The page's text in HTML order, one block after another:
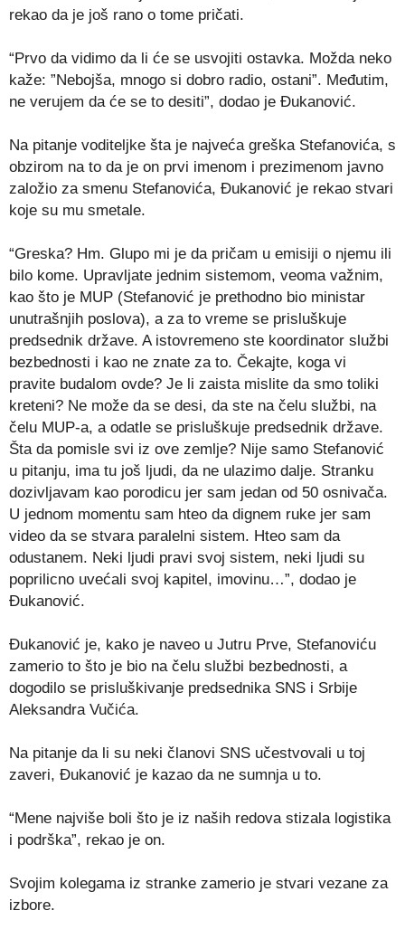
rekao da je još rano o tome pričati.
“Prvo da vidimo da li će se usvojiti ostavka. Možda neko
kaže: ”Nebojša, mnogo si dobro radio, ostani”. Međutim,
ne verujem da će se to desiti”, dodao je Ðukanović.
Na pitanje voditeljke šta je najveća greška Stefanovića, s
obzirom na to da je on prvi imenom i prezimenom javno
založio za smenu Stefanovića, Ðukanović je rekao stvari
koje su mu smetale.
“Greska? Hm. Glupo mi je da pričam u emisiji o njemu ili
bilo kome. Upravljate jednim sistemom, veoma važnim,
kao što je MUP (Stefanović je prethodno bio ministar
unutrašnjih poslova), a za to vreme se prisluškuje
predsednik države. A istovremeno ste koordinator službi
bezbednosti i kao ne znate za to. Čekajte, koga vi
pravite budalom ovde? Je li zaista mislite da smo toliki
kreteni? Ne može da se desi, da ste na čelu službi, na
čelu MUP-a, a odatle se prisluškuje predsednik države.
Šta da pomisle svi iz ove zemlje? Nije samo Stefanović
u pitanju, ima tu još ljudi, da ne ulazimo dalje. Stranku
dozivljavam kao porodicu jer sam jedan od 50 osnivača.
U jednom momentu sam hteo da dignem ruke jer sam
video da se stvara paralelni sistem. Hteo sam da
odustanem. Neki ljudi pravi svoj sistem, neki ljudi su
poprilicno uvećali svoj kapitel, imovinu…”, dodao je
Ðukanović.
Đukanović je, kako je naveo u Jutru Prve, Stefanoviću
zamerio to što je bio na čelu službi bezbednosti, a
dogodilo se prisluškivanje predsednika SNS i Srbije
Aleksandra Vučića.
Na pitanje da li su neki članovi SNS učestvovali u toj
zaveri, Đukanović je kazao da ne sumnja u to.
“Mene najviše boli što je iz naših redova stizala logistika
i podrška”, rekao je on.
Svojim kolegama iz stranke zamerio je stvari vezane za
izbore.